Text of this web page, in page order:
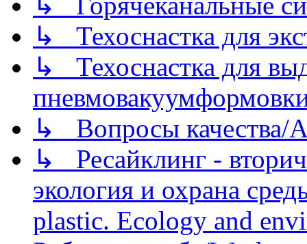
↳ Техоснастка для
↳ Техоснастка для
↳ Вопросы качества/
↳ Ресайклинг -
экология и охрана
plastic. Ecology and